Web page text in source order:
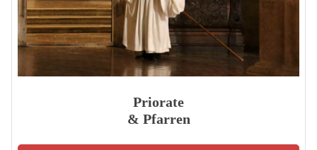
Priorate
& Pfarren